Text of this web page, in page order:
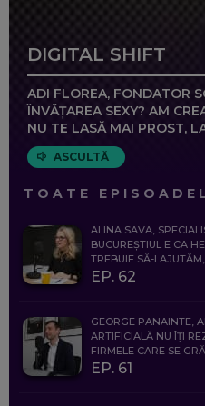
DIGITAL SHIFT
ADI FLOREA, FONDATOR
ÎNVĂȚAREA SEXY? AM
NU TE LASĂ MAI PROST,
ASCULTĂ
TOATE
ALINA SAVA,
BUCUREȘTIUL E CA
TREBUIE SĂ-I
EP. 62
GEORGE PANAINTE,
ARTIFICIALĂ NU ÎȚI
FIRMELE CARE SE
EP. 61